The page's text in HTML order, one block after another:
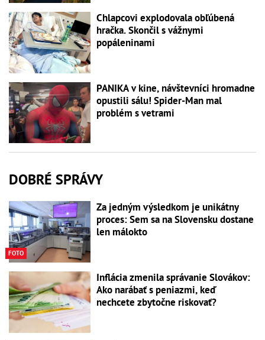
Chlapcovi explodovala obľúbená
hračka. Skončil s vážnymi
popáleninami
PANIKA v kine, návštevníci hromadne
opustili sálu! Spider-Man mal
problém s vetrami
DOBRÉ SPRÁVY
FOTO
Za jedným výsledkom je unikátny
proces: Sem sa na Slovensku dostane
len málokto
Inflácia zmenila správanie Slovákov:
Ako narábať s peniazmi, keď
nechcete zbytočne riskovať?